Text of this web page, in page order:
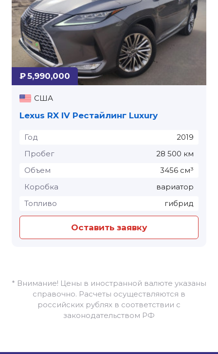
₽ 5,990,000
США
Lexus RX IV Рестайлинг Luxury
Год
2019
Пробег
28 500 км
Объем
3456 см³
Коробка
вариатор
Топливо
гибрид
Оставить заявку
* Внимание! Цены в иностранной валюте указаны
справочно. Расчеты осуществляются в
российских рублях в соответствии с
законодательством РФ